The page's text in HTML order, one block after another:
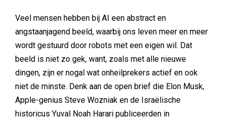
Veel mensen hebben bij AI een abstract en
angstaanjagend beeld, waarbij ons leven meer en meer
wordt gestuurd door robots met een eigen wil. Dat
beeld is niet zo gek, want, zoals met alle nieuwe
dingen, zijn er nogal wat onheilprekers actief en ook
niet de minste. Denk aan de open brief die Elon Musk,
Apple-genius Steve Wozniak en de Israëlische
historicus Yuval Noah Harari publiceerden in